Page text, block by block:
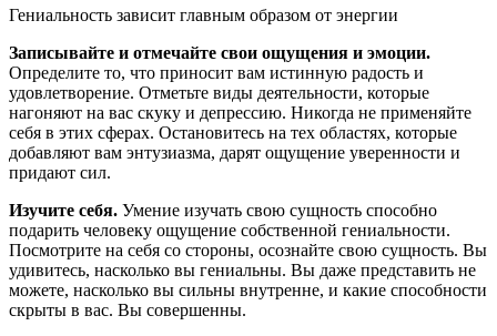
Гениальность зависит главным образом от энергии
Записывайте и отмечайте свои ощущения и эмоции.
Определите то, что приносит вам истинную радость и
удовлетворение. Отметьте виды деятельности, которые
нагоняют на вас скуку и депрессию. Никогда не применяйте
себя в этих сферах. Остановитесь на тех областях, которые
добавляют вам энтузиазма, дарят ощущение уверенности и
придают сил.
Изучите себя. Умение изучать свою сущность способно
подарить человеку ощущение собственной гениальности.
Посмотрите на себя со стороны, осознайте свою сущность. Вы
удивитесь, насколько вы гениальны. Вы даже представить не
можете, насколько вы сильны внутренне, и какие способности
скрыты в вас. Вы совершенны.